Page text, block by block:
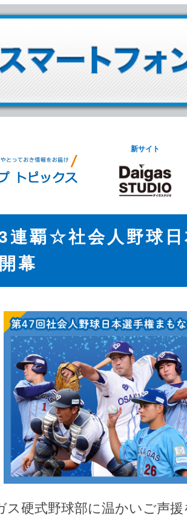
新サイト
連覇☆社会人野球
幕
ス硬式野球部に温かいご声